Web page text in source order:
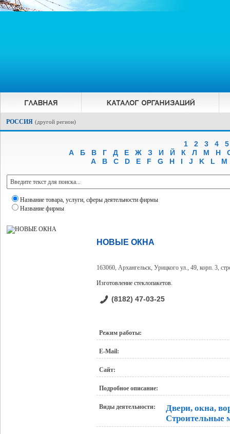
РОССИЯ (другой регион)
1 2 3 4
5
А
Б В Г Д Е Ж З И Й К Л М Н
A
B C D E F G H I J K L M
Название товара, услуги, сферы деятельности фирмы
Название фирмы
НОВЫЕ ОКНА
163060, Архангельск, Урицкого ул., 49, корп. 3,
Изготовление стеклопакетов.
(8182) 47-03-25
Режим работы:
E-Mail:
Сайт:
Подробное описание:
Виды деятельности:
Двери, окна,
Строительные